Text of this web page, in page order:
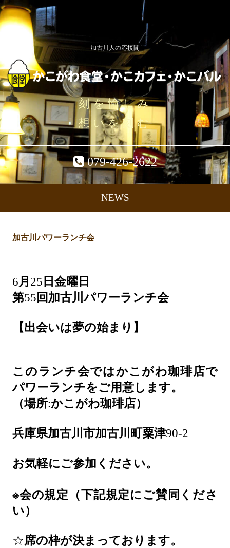
加古川人の応接間
刻を愉しみ
想いを刻む
079-426-2622
NEWS
加古川パワーランチ会
6 月 25 日金曜日
第55 回加古川パワーランチ会
【出会いは夢の始まり】
このランチ会ではかこがわ珈琲店で
パワーランチをご用意します。
（場所:かこがわ珈琲店）
兵庫県加古川市加古川町粟津90-2
お気軽にご参加ください。
※会の規定（下記規定にご賛同くださ
い）
☆席の枠が決まっております。